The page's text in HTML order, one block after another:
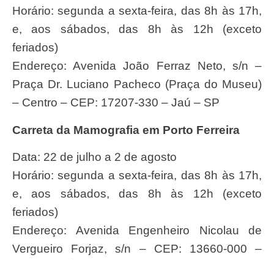
Horário: segunda a sexta-feira, das 8h às 17h,
e, aos sábados, das 8h às 12h (exceto
feriados)
Endereço: Avenida João Ferraz Neto, s/n –
Praça Dr. Luciano Pacheco (Praça do Museu)
– Centro – CEP: 17207-330 – Jaú – SP
Carreta da Mamografia em Porto Ferreira
Data: 22 de julho a 2 de agosto
Horário: segunda a sexta-feira, das 8h às 17h,
e, aos sábados, das 8h às 12h (exceto
feriados)
Endereço: Avenida Engenheiro Nicolau de
Vergueiro Forjaz, s/n – CEP: 13660-000 –